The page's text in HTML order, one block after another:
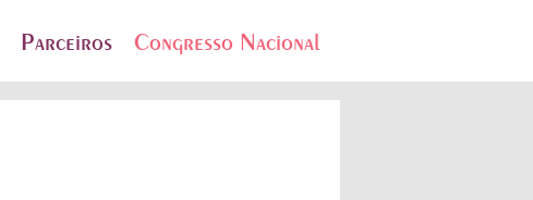
Parceiros Congresso Nacional